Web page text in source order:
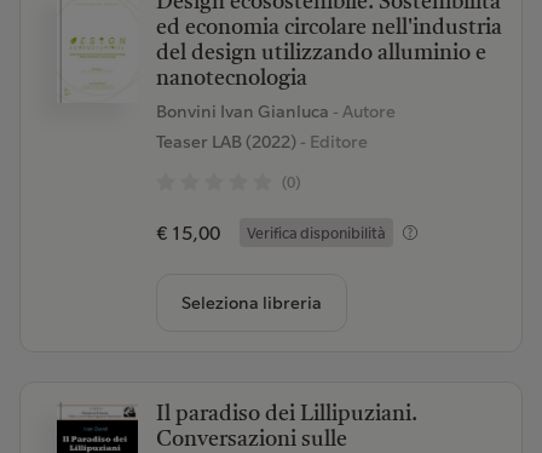
ed economia circolare nell'industria
del design utilizzando alluminio e
nanotecnologia
Bonvini Ivan Gianluca - Autore
Teaser LAB (2022)- Editore
(0)
€ 15,00 Verifica disponibilità
Seleziona libreria
Il paradiso dei Lillipuziani.
Conversazioni sulle